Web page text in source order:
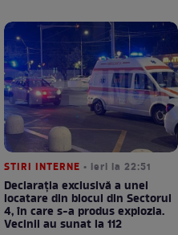
STIRI INTERNE • ieri la 22:51
Declarația exclusivă a unei
locatare din blocul din Sectorul
4, în care s-a produs explozia.
Vecinii au sunat la 112